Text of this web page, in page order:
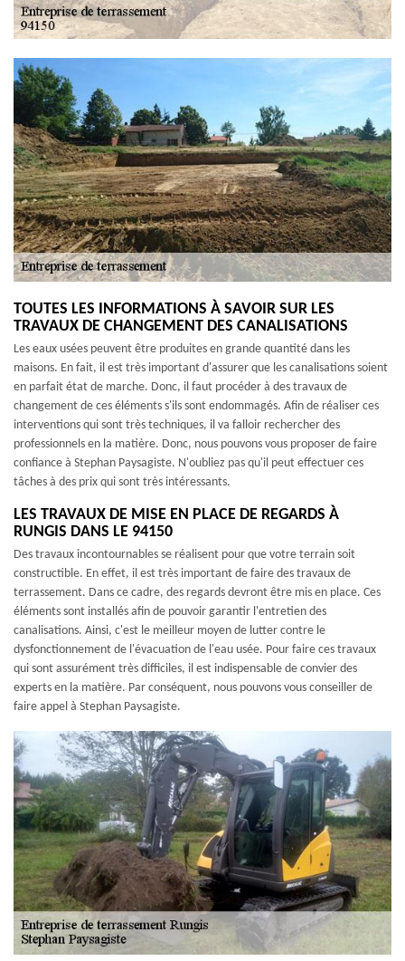
TOUTES LES INFORMATIONS À SAVOIR SUR LES
TRAVAUX DE CHANGEMENT DES CANALISATIONS
Les eaux usées peuvent être produites en grande quantité dans les
maisons. En fait, il est très important d'assurer que les canalisations soient
en parfait état de marche. Donc, il faut procéder à des travaux de
changement de ces éléments s'ils sont endommagés. Afin de réaliser ces
interventions qui sont très techniques, il va falloir rechercher des
professionnels en la matière. Donc, nous pouvons vous proposer de faire
confiance à Stephan Paysagiste. N'oubliez pas qu'il peut effectuer ces
tâches à des prix qui sont très intéressants.
LES TRAVAUX DE MISE EN PLACE DE REGARDS À
RUNGIS DANS LE 94150
Des travaux incontournables se réalisent pour que votre terrain soit
constructible. En effet, il est très important de faire des travaux de
terrassement. Dans ce cadre, des regards devront être mis en place. Ces
éléments sont installés afin de pouvoir garantir l'entretien des
canalisations. Ainsi, c'est le meilleur moyen de lutter contre le
dysfonctionnement de l'évacuation de l'eau usée. Pour faire ces travaux
qui sont assurément très difficiles, il est indispensable de convier des
experts en la matière. Par conséquent, nous pouvons vous conseiller de
faire appel à Stephan Paysagiste.